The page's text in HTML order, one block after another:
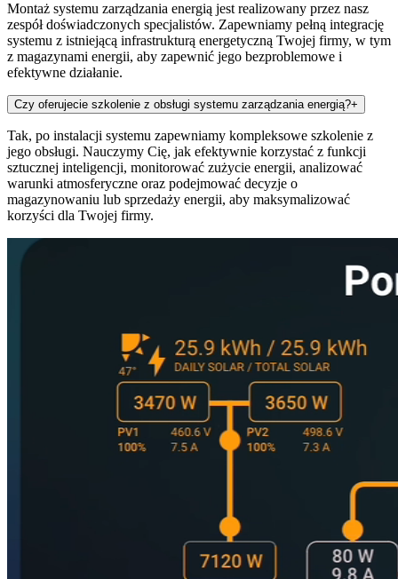
Montaż systemu zarządzania energią jest realizowany przez nasz
zespół doświadczonych specjalistów. Zapewniamy pełną integrację
systemu z istniejącą infrastrukturą energetyczną Twojej firmy, w tym
z magazynami energii, aby zapewnić jego bezproblemowe i
efektywne działanie.
Czy oferujecie szkolenie z obsługi systemu zarządzania energią?+
Tak, po instalacji systemu zapewniamy kompleksowe szkolenie z
jego obsługi. Nauczymy Cię, jak efektywnie korzystać z funkcji
sztucznej inteligencji, monitorować zużycie energii, analizować
warunki atmosferyczne oraz podejmować decyzje o
magazynowaniu lub sprzedaży energii, aby maksymalizować
korzyści dla Twojej firmy.